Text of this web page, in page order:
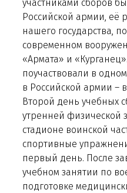
участниками сборов
Российской армии, её
нашего государства,
современном
«Армата» и
поучаствовали в
в Российской армии –
Второй день учебных
утренней физической
стадионе воинской
спортивные
первый день. После
учебном занятии по
подготовке